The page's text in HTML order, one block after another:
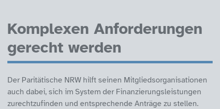
Komplexen Anforderungen
gerecht werden
Der Paritätische NRW hilft seinen Mitgliedsorganisationen
auch dabei, sich im System der Finanzierungsleistungen
zurechtzufinden und entsprechende Anträge zu stellen.